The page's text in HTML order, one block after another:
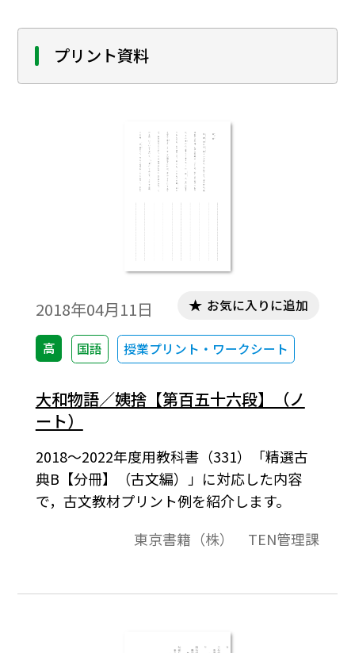
プリント資料
2018年04月11日
高 国語 授業プリント・ワークシート
お気に入りに追加
大和物語／姨捨【第百五十六段】（ノ
ート）
2018～2022年度用教科書（331）「精選古
典B【分冊】（古文編）」に対応した内容
で，古文教材プリント例を紹介します。
東京書籍（株） TEN管理課